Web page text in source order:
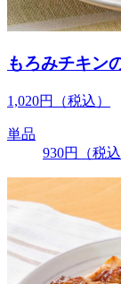
もろみチキン
1,020円 （税込）
単品
930円 （税込